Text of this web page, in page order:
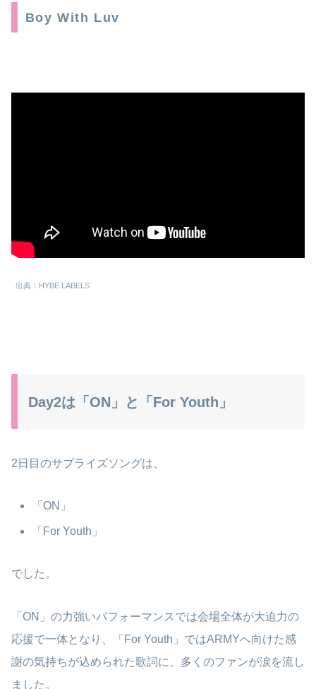
Boy With Luv
出典：HYBE LABELS
Day2は「ON」と「For Youth」
2日目のサプライズソングは、
「ON」
「For Youth」
でした。
「ON」の力強いパフォーマンスでは会場全体が大迫力の
応援で一体となり、「For Youth」ではARMYへ向けた感
謝の気持ちが込められた歌詞に、多くのファンが涙を流し
ました。